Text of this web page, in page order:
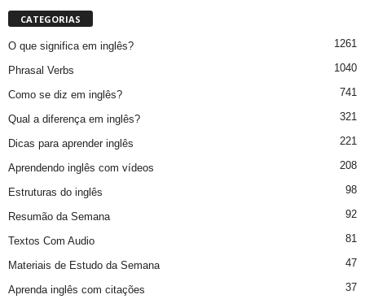
CATEGORIAS
O que significa em inglês? 1261
Phrasal Verbs 1040
Como se diz em inglês? 741
Qual a diferença em inglês? 321
Dicas para aprender inglês 221
Aprendendo inglês com vídeos 208
Estruturas do inglês 98
Resumão da Semana 92
Textos Com Audio 81
Materiais de Estudo da Semana 47
Aprenda inglês com citações 37